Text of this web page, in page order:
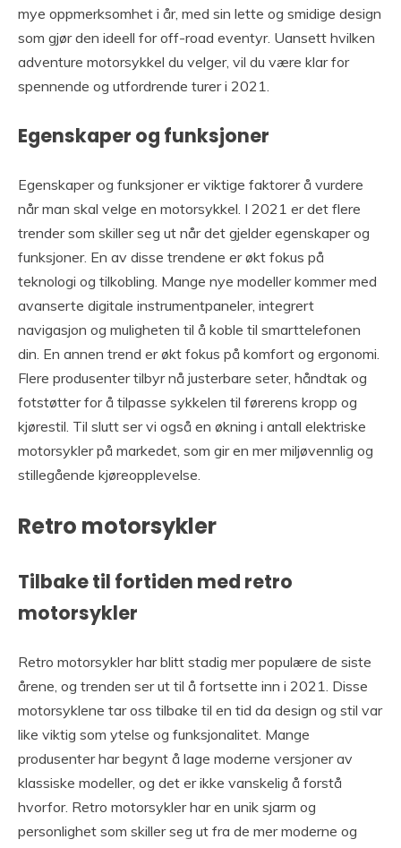
mye oppmerksomhet i år, med sin lette og smidige design
som gjør den ideell for off-road eventyr. Uansett hvilken
adventure motorsykkel du velger, vil du være klar for
spennende og utfordrende turer i 2021.
Egenskaper og funksjoner
Egenskaper og funksjoner er viktige faktorer å vurdere
når man skal velge en motorsykkel. I 2021 er det flere
trender som skiller seg ut når det gjelder egenskaper og
funksjoner. En av disse trendene er økt fokus på
teknologi og tilkobling. Mange nye modeller kommer med
avanserte digitale instrumentpaneler, integrert
navigasjon og muligheten til å koble til smarttelefonen
din. En annen trend er økt fokus på komfort og ergonomi.
Flere produsenter tilbyr nå justerbare seter, håndtak og
fotstøtter for å tilpasse sykkelen til førerens kropp og
kjørestil. Til slutt ser vi også en økning i antall elektriske
motorsykler på markedet, som gir en mer miljøvennlig og
stillegående kjøreopplevelse.
Retro motorsykler
Tilbake til fortiden med retro
motorsykler
Retro motorsykler har blitt stadig mer populære de siste
årene, og trenden ser ut til å fortsette inn i 2021. Disse
motorsyklene tar oss tilbake til en tid da design og stil var
like viktig som ytelse og funksjonalitet. Mange
produsenter har begynt å lage moderne versjoner av
klassiske modeller, og det er ikke vanskelig å forstå
hvorfor. Retro motorsykler har en unik sjarm og
personlighet som skiller seg ut fra de mer moderne og